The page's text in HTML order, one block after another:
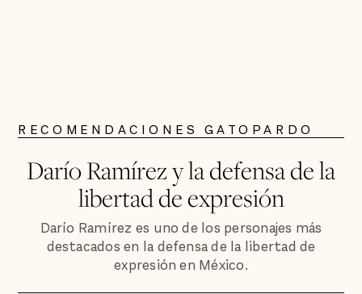
RECOMENDACIONES GATOPARDO
Darío Ramírez y la defensa de la
libertad de expresión
Darío Ramírez es uno de los personajes más
destacados en la defensa de la libertad de
expresión en México.